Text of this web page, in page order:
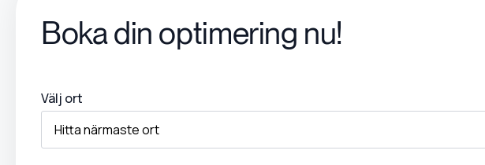
Boka din optimering nu!
Välj ort